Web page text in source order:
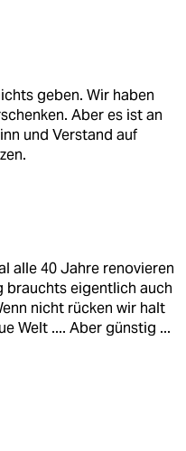
geben. Wir haben
Aber es ist an
und Verstand auf
alle 40 Jahre renovieren
brauchts eigentlich auch
nicht rücken wir halt
Welt .... Aber günstig ...